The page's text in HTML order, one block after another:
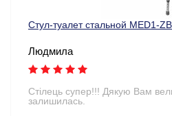
Стул-туалет стальной MED1-
Людмила
Стілець супер!!! Дякую Вам
залишилась.